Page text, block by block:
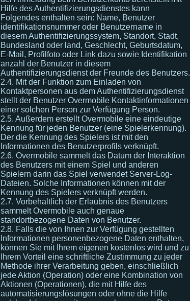
Hilfe des Authentifizierungsdienstes kann
Folgendes enthalten sein: Name, Benutzer
identifikationsnummer oder Benutzername in
diesem Authentifizierungssystem, Standort, Stadt,
Bundesland oder land, Geschlecht, Geburtsdatum,
E-Mail, Profilfoto oder Link dazu sowie Identifikation
anzahl der Benutzer in diesem
Authentifizierungsdienst der Freunde des Benutzers.
2.4. Mit der Funktion zum Einladen von
Kontaktpersonen aus dem Authentifizierungsdienst
stellt der Benutzer Overmobile Kontaktinformationen
einer solchen Person zur Verfügung Person.
2.5. Außerdem erstellt Overmobile eine eindeutige
Kennung für jeden Benutzer (eine Spielerkennung).
Der die Kennung des Spielers ist mit den
Informationen des Benutzerprofils verknüpft.
2.6. Overmobile sammelt das Datum der Interaktion
des Benutzers mit einem Spiel und anderen
Spielern darin das Spiel verwendet Server-Log-
Dateien. Solche Informationen können mit der
Kennung des Spielers verknüpft werden.
2.7. Vorbehaltlich der Erlaubnis des Benutzers
sammelt Overmobile auch genaue
standortbezogene Daten von Benutzer.
2.8. Falls die von Ihnen zur Verfügung gestellten
Informationen personenbezogene Daten enthalten,
können Sie mit Ihrem eigenen kostenlos wird und zu
Ihrem Vorteil eine schriftliche Zustimmung zu jeder
Methode ihrer Verarbeitung geben, einschließlich
jede Aktion (Operation) oder eine Kombination von
Aktionen (Operationen), die mit Hilfe des
automatisierungslösungen oder ohne die Hilfe